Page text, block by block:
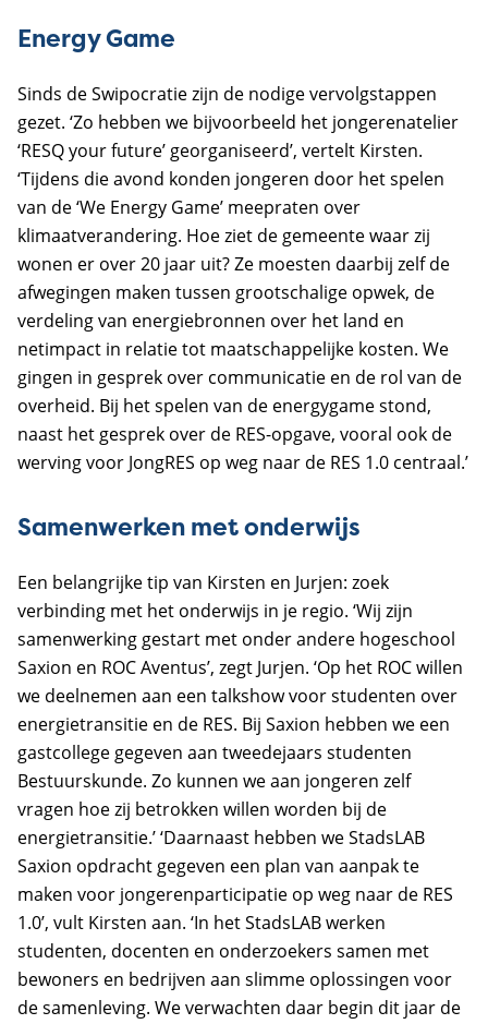
Energy Game
Sinds de Swipocratie zijn de nodige vervolgstappen
gezet. ‘Zo hebben we bijvoorbeeld het jongerenatelier
‘RESQ your future’ georganiseerd’, vertelt Kirsten.
‘Tijdens die avond konden jongeren door het spelen
van de ‘We Energy Game’ meepraten over
klimaatverandering. Hoe ziet de gemeente waar zij
wonen er over 20 jaar uit? Ze moesten daarbij zelf de
afwegingen maken tussen grootschalige opwek, de
verdeling van energiebronnen over het land en
netimpact in relatie tot maatschappelijke kosten. We
gingen in gesprek over communicatie en de rol van de
overheid. Bij het spelen van de energygame stond,
naast het gesprek over de RES-opgave, vooral ook de
werving voor JongRES op weg naar de RES 1.0 centraal.’
Samenwerken met onderwijs
Een belangrijke tip van Kirsten en Jurjen: zoek
verbinding met het onderwijs in je regio. ‘Wij zijn
samenwerking gestart met onder andere hogeschool
Saxion en ROC Aventus’, zegt Jurjen. ‘Op het ROC willen
we deelnemen aan een talkshow voor studenten over
energietransitie en de RES. Bij Saxion hebben we een
gastcollege gegeven aan tweedejaars studenten
Bestuurskunde. Zo kunnen we aan jongeren zelf
vragen hoe zij betrokken willen worden bij de
energietransitie.’ ‘Daarnaast hebben we StadsLAB
Saxion opdracht gegeven een plan van aanpak te
maken voor jongerenparticipatie op weg naar de RES
1.0’, vult Kirsten aan. ‘In het StadsLAB werken
studenten, docenten en onderzoekers samen met
bewoners en bedrijven aan slimme oplossingen voor
de samenleving. We verwachten daar begin dit jaar de